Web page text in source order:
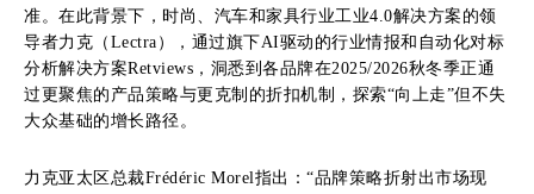
准。在此背景下，时尚、汽车和家具行业工业4.0解决方案的领
导者力克（Lectra），通过旗下AI驱动的行业情报和自动化对标
分析解决方案Retviews，洞悉到各品牌在2025/2026秋冬季正通
过更聚焦的产品策略与更克制的折扣机制，探索“向上走”但不失
大众基础的增长路径。
力克亚太区总裁Frédéric Morel指出：“品牌策略折射出市场现